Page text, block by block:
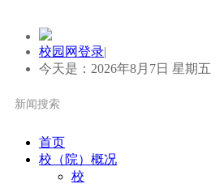
校园网登录|
今天是：2026年8月7日 星期五
首页
校（院）概况
校